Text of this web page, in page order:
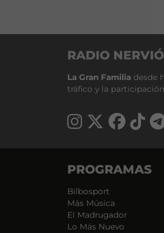
RADIO
La Gran Familia desde
tráfico y la
PROGRAMAS
Bilbosport
Más Música
El Madrugador
Lo Más Nuevo